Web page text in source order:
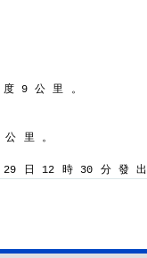
9 公 里 。
里 。
日 12 時 30 分 發 出